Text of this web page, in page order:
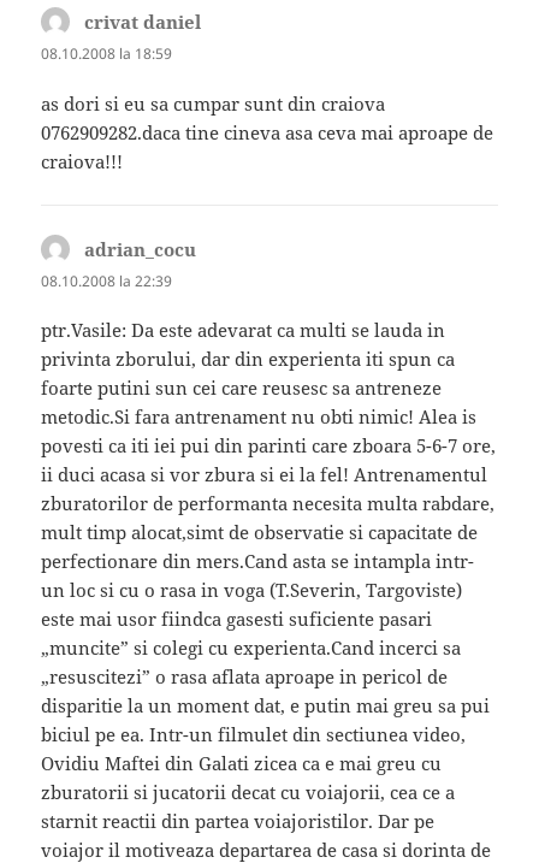
crivat daniel
08.10.2008 la 18:59
as dori si eu sa cumpar sunt din craiova
0762909282.daca tine cineva asa ceva mai aproape de
craiova!!!
adrian_cocu
08.10.2008 la 22:39
ptr.Vasile: Da este adevarat ca multi se lauda in
privinta zborului, dar din experienta iti spun ca
foarte putini sun cei care reusesc sa antreneze
metodic.Si fara antrenament nu obti nimic! Alea is
povesti ca iti iei pui din parinti care zboara 5-6-7 ore,
ii duci acasa si vor zbura si ei la fel! Antrenamentul
zburatorilor de performanta necesita multa rabdare,
mult timp alocat,simt de observatie si capacitate de
perfectionare din mers.Cand asta se intampla intr-
un loc si cu o rasa in voga (T.Severin, Targoviste)
este mai usor fiindca gasesti suficiente pasari
„muncite” si colegi cu experienta.Cand incerci sa
„resuscitezi” o rasa aflata aproape in pericol de
disparitie la un moment dat, e putin mai greu sa pui
biciul pe ea. Intr-un filmulet din sectiunea video,
Ovidiu Maftei din Galati zicea ca e mai greu cu
zburatorii si jucatorii decat cu voiajorii, cea ce a
starnit reactii din partea voiajoristilor. Dar pe
voiajor il motiveaza departarea de casa si dorinta de